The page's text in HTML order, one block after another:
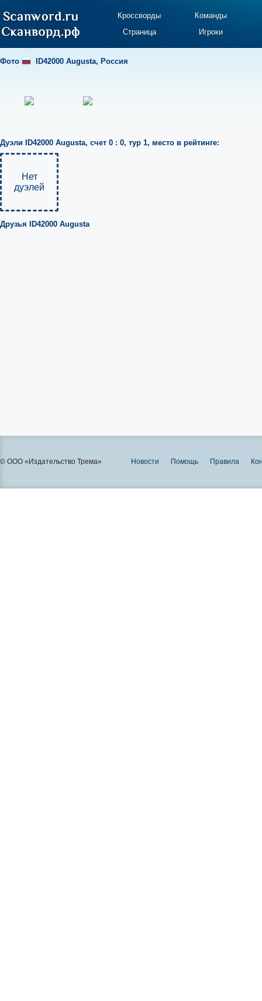
Кроссворды
Команды
Страница
Игроки
Фото ID42000 Augusta, Россия
Дуэли ID42000 Augusta, счет 0 : 0, тур 1, место в рейтинге:
Нет
дуэлей
Друзья ID42000 Augusta
© ООО «Издательство Трема» Новости Помощь Правила